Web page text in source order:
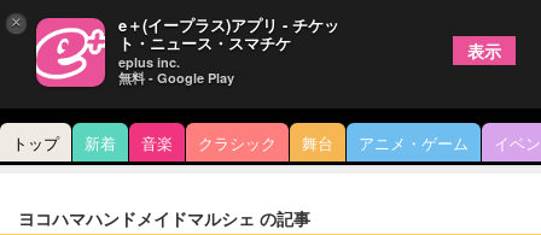
トップ 新着 音楽 クラシック 舞台 アニメ・ゲーム イベ
ヨコハマハンドメイドマルシェ の記事
× e＋(イープラス)アプリ - チケッ
ト・ニュース・スマチケ
eplus inc.
無料 - Google Play
表示